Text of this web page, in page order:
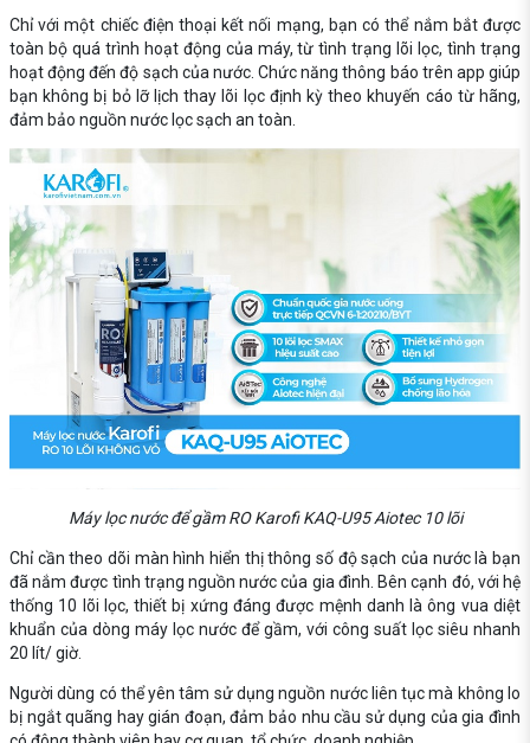
Chỉ với một chiếc điện thoại kết nối mạng, bạn có thể nắm bắt được
toàn bộ quá trình hoạt động của máy, từ tình trạng lõi lọc, tình trạng
hoạt động đến độ sạch của nước. Chức năng thông báo trên app giúp
bạn không bị bỏ lỡ lịch thay lõi lọc định kỳ theo khuyến cáo từ hãng,
đảm bảo nguồn nước lọc sạch an toàn.
Máy lọc nước để gầm RO Karofi KAQ-U95 Aiotec 10 lõi
Chỉ cần theo dõi màn hình hiển thị thông số độ sạch của nước là bạn
đã nắm được tình trạng nguồn nước của gia đình. Bên cạnh đó, với hệ
thống 10 lõi lọc, thiết bị xứng đáng được mệnh danh là ông vua diệt
khuẩn của dòng máy lọc nước để gầm, với công suất lọc siêu nhanh
20 lít/ giờ.
Người dùng có thể yên tâm sử dụng nguồn nước liên tục mà không lo
bị ngắt quãng hay gián đoạn, đảm bảo nhu cầu sử dụng của gia đình